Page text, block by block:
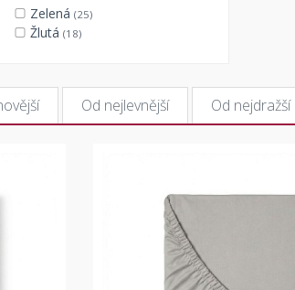
Zelená (25)
Žlutá (18)
Od nejlevnější Od nejdražší